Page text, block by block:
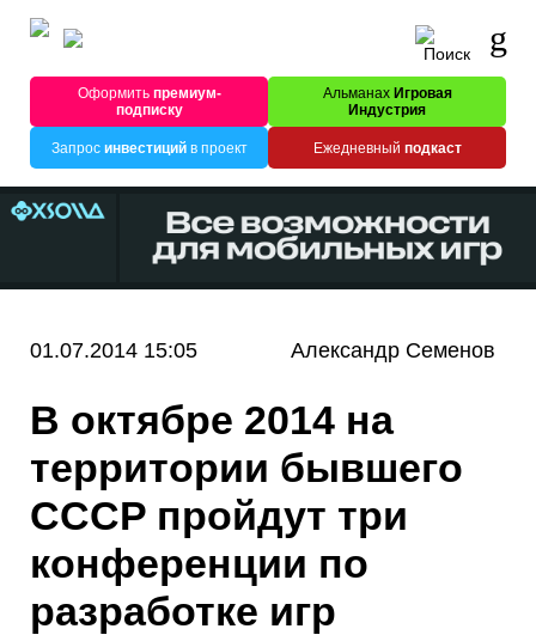
Оформитьпремиум-
подписку
Альманах Игровая
Индустрия
Запрос инвестицийв проект Ежедневный подкаст
01.07.2014 15:05 Александр Семенов
В октябре 2014 на
территории бывшего
CCCP пройдут три
конференции по
разработке игр